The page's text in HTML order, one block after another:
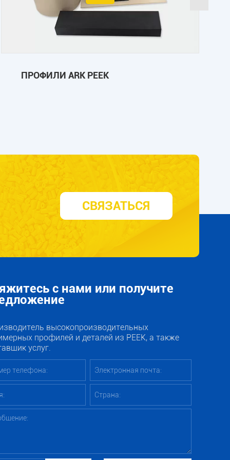
ПРОФИЛИ ARK PEEK
СВЯЗАТЬСЯ
с нами или получите
высокопроизводительных
профилей и деталей из PEEK, а также
услуг.